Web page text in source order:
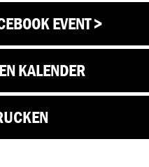
EVENT >
KALENDER